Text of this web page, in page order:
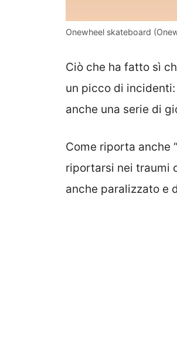
Onewheel skateboard
Ciò che ha fatto sì
un picco di
anche una serie di
Come riporta anche “
riportarsi nei traumi
anche paralizzato e